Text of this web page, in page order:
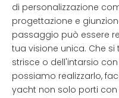
di personalizzazione
progettazione e
passaggio può essere
tua visione unica. Che
strisce o dell'intarsio
possiamo realizzarlo,
yacht non solo porti